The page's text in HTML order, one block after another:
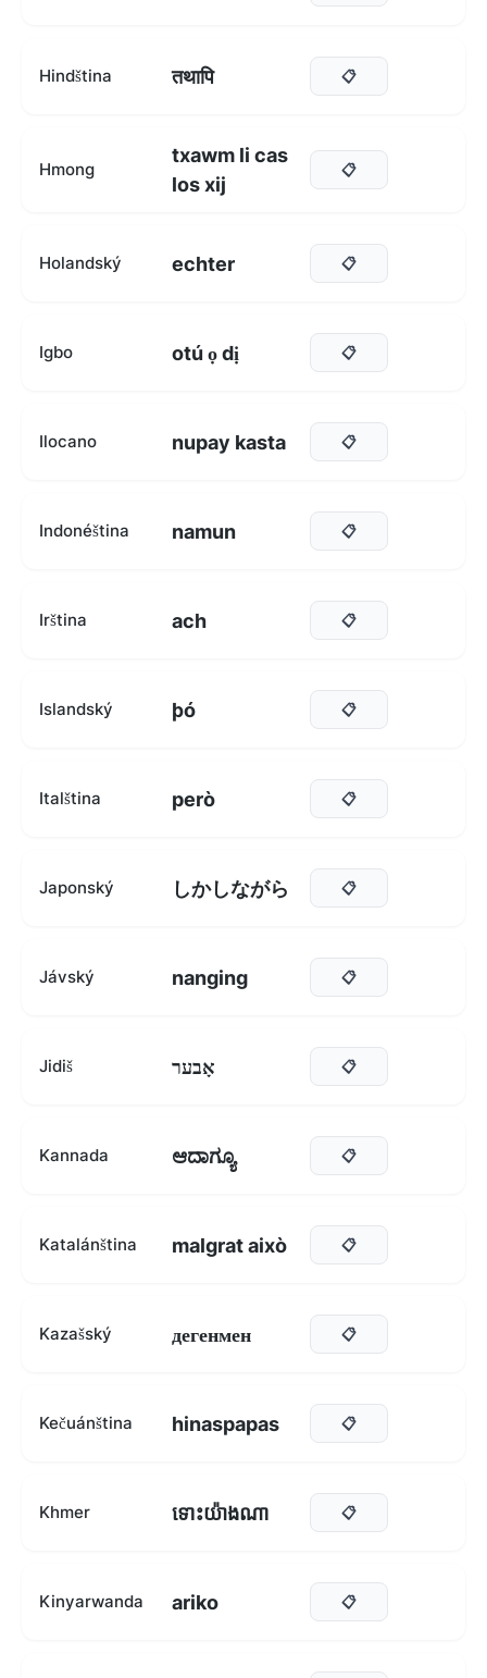
Hindština तथापि 📋
Hmong
txawm li cas
los xij
📋
Holandský echter 📋
Igbo otú ọ dị 📋
Ilocano nupay kasta 📋
Indonéština namun 📋
Irština ach 📋
Islandský þó 📋
Italština però 📋
Japonský しかしながら 📋
Jávský nanging 📋
Jidiš אָבער 📋
Kannada ಆದಾಗ್ಯೂ 📋
Katalánština malgrat això 📋
Kazašský дегенмен 📋
Kečuánština hinaspapas 📋
Khmer ទោះយ៉ាងណា 📋
Kinyarwanda ariko 📋